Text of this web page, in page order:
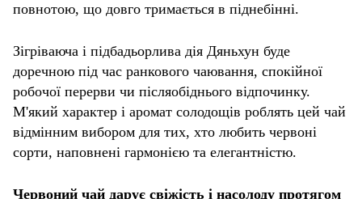
повнотою, що довго тримається в піднебінні.
Зігріваюча і підбадьорлива дія Дяньхун буде
доречною під час ранкового чаювання, спокійної
робочої перерви чи післяобіднього відпочинку.
М'який характер і аромат солодощів роблять цей чай
відмінним вибором для тих, хто любить червоні
сорти, наповнені гармонією та елегантністю.
Червоний чай дарує свіжість і насолоду протягом